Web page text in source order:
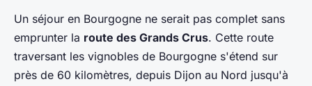
Un séjour en Bourgogne ne serait pas complet sans
emprunter la route des Grands Crus. Cette route
traversant les vignobles de Bourgogne s'étend sur
près de 60 kilomètres, depuis Dijon au Nord jusqu'à